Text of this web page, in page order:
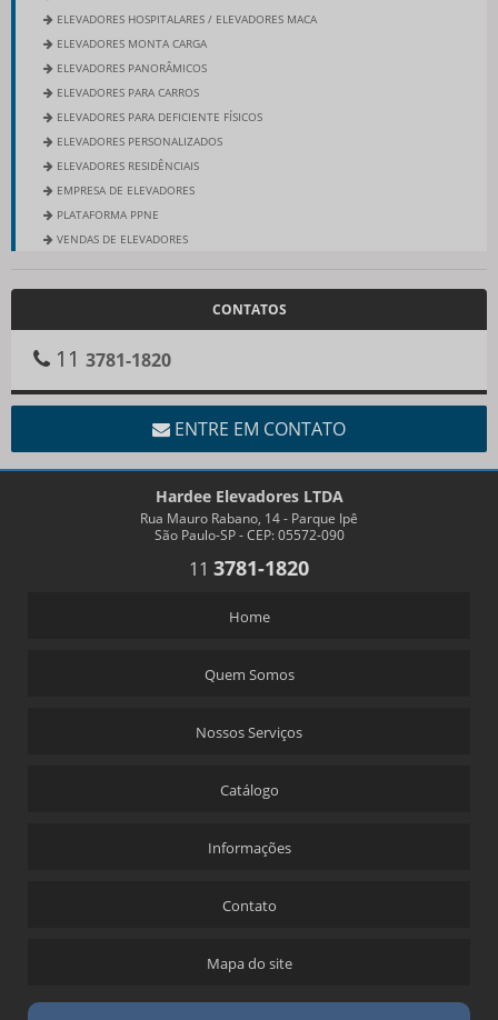
ELEVADORES HOSPITALARES / ELEVADORES MACA
ELEVADORES MONTA CARGA
ELEVADORES PANORÂMICOS
ELEVADORES PARA CARROS
ELEVADORES PARA DEFICIENTE FÍSICOS
ELEVADORES PERSONALIZADOS
ELEVADORES RESIDÊNCIAIS
EMPRESA DE ELEVADORES
PLATAFORMA PPNE
VENDAS DE ELEVADORES
CONTATOS
11 3781-1820
ENTRE EM CONTATO
Hardee Elevadores LTDA
Rua Mauro Rabano, 14 - Parque Ipê
São Paulo-SP - CEP: 05572-090
11 3781-1820
Home
Quem Somos
Nossos Serviços
Catálogo
Informações
Contato
Mapa do site